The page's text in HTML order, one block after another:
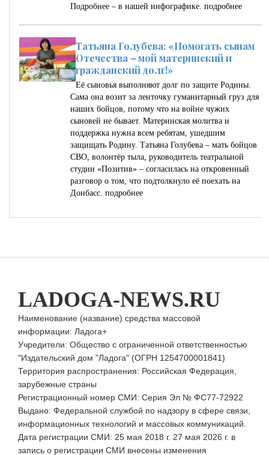
Подробнее – в нашей инфографике. подробнее
Татьяна Голубева: «Помогать сынам
Отечества – мой материнский и
гражданский долг!»
Её сыновья выполняют долг по защите Родины.
Сама она возит за ленточку гуманитарный груз для
наших бойцов, потому что на войне чужих
сыновей не бывает. Материнская молитва и
поддержка нужна всем ребятам, ушедшим
защищать Родину. Татьяна Голубева – мать бойцов
СВО, волонтёр тыла, руководитель театральной
студии «Позитив» – согласилась на откровенный
разговор о том, что подтолкнуло её поехать на
Донбасс. подробнее
LADOGA-NEWS.RU
Наименование (название) средства массовой
информации: Ладога+
Учредители: Общество с ограниченной ответственностью
"Издательский дом "Ладога" (ОГРН 1254700001841)
Территория распространения: Российская Федерация,
зарубежные страны
Регистрационный номер СМИ: Серия Эл № ФС77-72922
Выдано: Федеральной службой по надзору в сфере связи,
информационных технологий и массовых коммуникаций.
Дата регистрации СМИ: 25 мая 2018 г. 27 мая 2026 г. в
запись о регистрации СМИ внесены изменения